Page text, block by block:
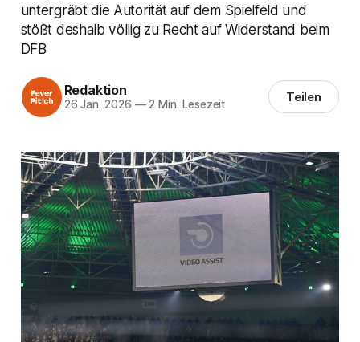
untergräbt die Autorität auf dem Spielfeld und
stößt deshalb völlig zu Recht auf Widerstand beim
DFB
Redaktion
26 Jan. 2026 —2 Min. Lesezeit Teilen